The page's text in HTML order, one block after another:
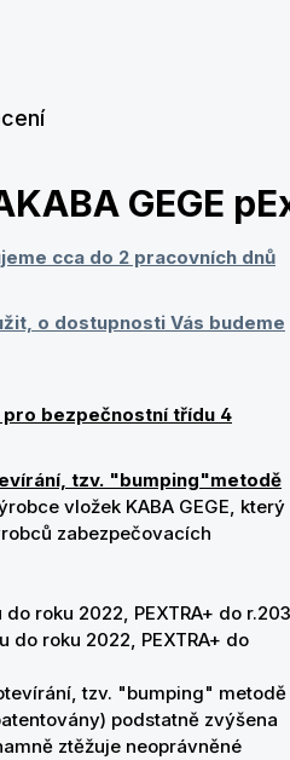
GEGE
cca do 2 pracovních dnů
o dostupnosti Vás budeme
bezpečnostní třídu 4
tzv. "bumping"metodě
vložek KABA GEGE, který
zabezpečovacích
roku 2022, PEXTRA+ do
do roku 2022, PEXTRA+ do
tzv. "bumping" metodě
podstatně zvýšena
ztěžuje neoprávněné